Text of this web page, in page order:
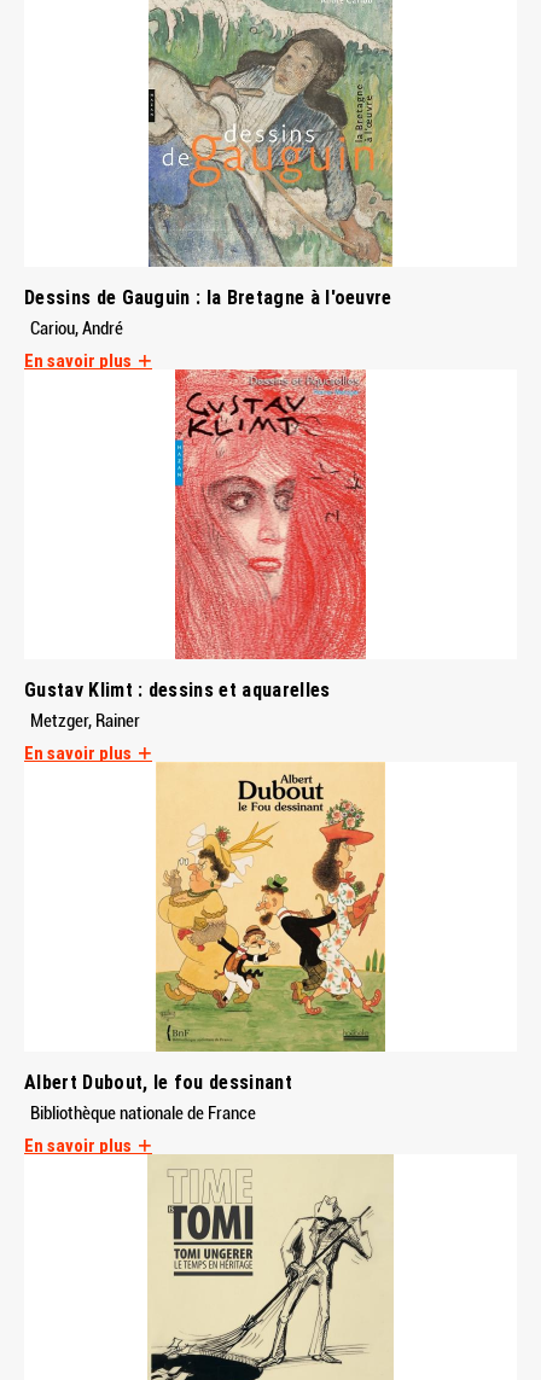
Dessins de Gauguin : la Bretagne à l'oeuvre
Cariou, André
En savoir plus
Gustav Klimt : dessins et aquarelles
Metzger, Rainer
En savoir plus
Albert Dubout, le fou dessinant
Bibliothèque nationale de France
En savoir plus